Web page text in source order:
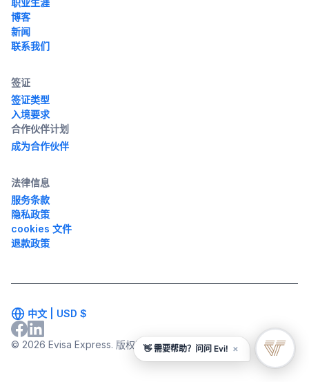
职业生涯
博客
新闻
联系我们
签证
签证类型
入境要求
合作伙伴计划
成为合作伙伴
法律信息
服务条款
隐私政策
cookies 文件
退款政策
© 2026 Evisa Express. 版权所有
中文 | USD $
👋 需要帮助？问问 Evi! ×